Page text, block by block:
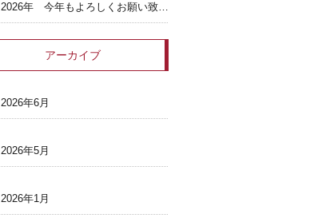
2026年 今年もよろしくお願い致します。
アーカイブ
2026年6月
2026年5月
2026年1月